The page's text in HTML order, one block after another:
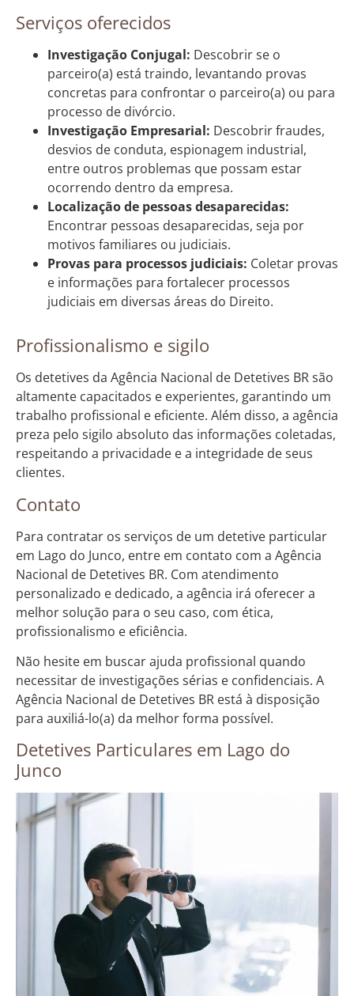
Serviços oferecidos
Investigação Conjugal: Descobrir se o
parceiro(a) está traindo, levantando provas
concretas para confrontar o parceiro(a) ou para
processo de divórcio.
Investigação Empresarial: Descobrir fraudes,
desvios de conduta, espionagem industrial,
entre outros problemas que possam estar
ocorrendo dentro da empresa.
Localização de pessoas desaparecidas:
Encontrar pessoas desaparecidas, seja por
motivos familiares ou judiciais.
Provas para processos judiciais: Coletar provas
e informações para fortalecer processos
judiciais em diversas áreas do Direito.
Profissionalismo e sigilo
Os detetives da Agência Nacional de Detetives BR são
altamente capacitados e experientes, garantindo um
trabalho profissional e eficiente. Além disso, a agência
preza pelo sigilo absoluto das informações coletadas,
respeitando a privacidade e a integridade de seus
clientes.
Contato
Para contratar os serviços de um detetive particular
em Lago do Junco, entre em contato com a Agência
Nacional de Detetives BR. Com atendimento
personalizado e dedicado, a agência irá oferecer a
melhor solução para o seu caso, com ética,
profissionalismo e eficiência.
Não hesite em buscar ajuda profissional quando
necessitar de investigações sérias e confidenciais. A
Agência Nacional de Detetives BR está à disposição
para auxiliá-lo(a) da melhor forma possível.
Detetives Particulares em Lago do
Junco